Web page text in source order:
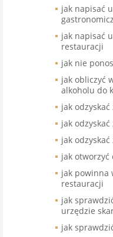
jak napisać
jak napisać
restauracji
jak nie
jak obliczyć
alkoholu do
jak
jak
jak odzyskać
jak
jak powinna
restauracji
jak
urzędzie
jak